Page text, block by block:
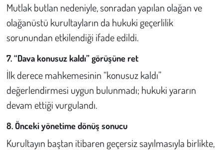
Mutlak butlan nedeniyle, sonradan yapılan olağan ve
olağanüstü kurultayların da hukuki geçerlilik
sorunundan etkilendiği ifade edildi.
7. “Dava konusuz kaldı” görüşüne ret
İlk derece mahkemesinin “konusuz kaldı”
değerlendirmesi uygun bulunmadı; hukuki yararın
devam ettiği vurgulandı.
8. Önceki yönetime dönüş sonucu
Kurultayın baştan itibaren geçersiz sayılmasıyla birlikte,